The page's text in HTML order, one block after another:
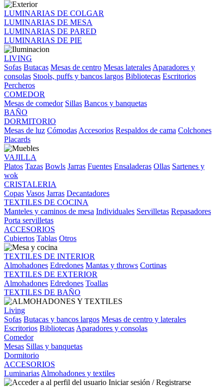
LUMINARIAS DE COLGAR
LUMINARIAS DE MESA
LUMINARIAS DE PARED
LUMINARIAS DE PIE
LIVING
Sofas Butacas Mesas de centro Mesas laterales Aparadores y
consolas Stools, puffs y bancos largos Bibliotecas Escritorios
Percheros
COMEDOR
Mesas de comedor Sillas Bancos y banquetas
BAÑO
DORMITORIO
Mesas de luz Cómodas Accesorios Respaldos de cama Colchones
Placards
VAJILLA
Platos Tazas Bowls Jarras Fuentes Ensaladeras Ollas Sartenes y
wok
CRISTALERIA
Copas Vasos Jarras Decantadores
TEXTILES DE COCINA
Manteles y caminos de mesa Individuales Servilletas Repasadores
Porta servilletas
ACCESORIOS
Cubiertos Tablas Otros
TEXTILES DE INTERIOR
Almohadones Edredones Mantas y throws Cortinas
TEXTILES DE EXTERIOR
Almohadones Edredones Toallas
TEXTILES DE BAÑO
Living
Sofas Butacas y bancos largos Mesas de centro y laterales
Escritorios Bibliotecas Aparadores y consolas
Comedor
Mesas Sillas y banquetas
Dormitorio
ACCESORIOS
Luminarias Almohadones y textiles
Iniciar sesión / Registrarse